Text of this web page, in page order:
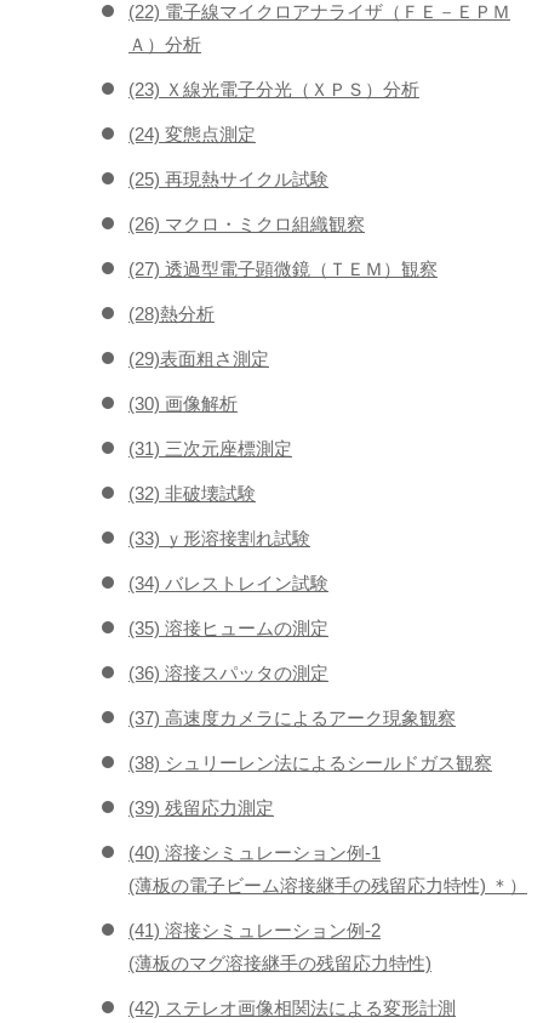
(22) 電子線マイクロアナライザ（ＦＥ－ＥＰＭ
Ａ）分析
(23) Ｘ線光電子分光（ＸＰＳ）分析
(24) 変態点測定
(25) 再現熱サイクル試験
(26) マクロ・ミクロ組織観察
(27) 透過型電子顕微鏡（ＴＥＭ）観察
(28)熱分析
(29)表面粗さ測定
(30) 画像解析
(31) 三次元座標測定
(32) 非破壊試験
(33) ｙ形溶接割れ試験
(34) バレストレイン試験
(35) 溶接ヒュームの測定
(36) 溶接スパッタの測定
(37) 高速度カメラによるアーク現象観察
(38) シュリーレン法によるシールドガス観察
(39) 残留応力測定
(40) 溶接シミュレーション例-1
(薄板の電子ビーム溶接継手の残留応力特性) ＊）
(41) 溶接シミュレーション例-2
(薄板のマグ溶接継手の残留応力特性)
(42) ステレオ画像相関法による変形計測